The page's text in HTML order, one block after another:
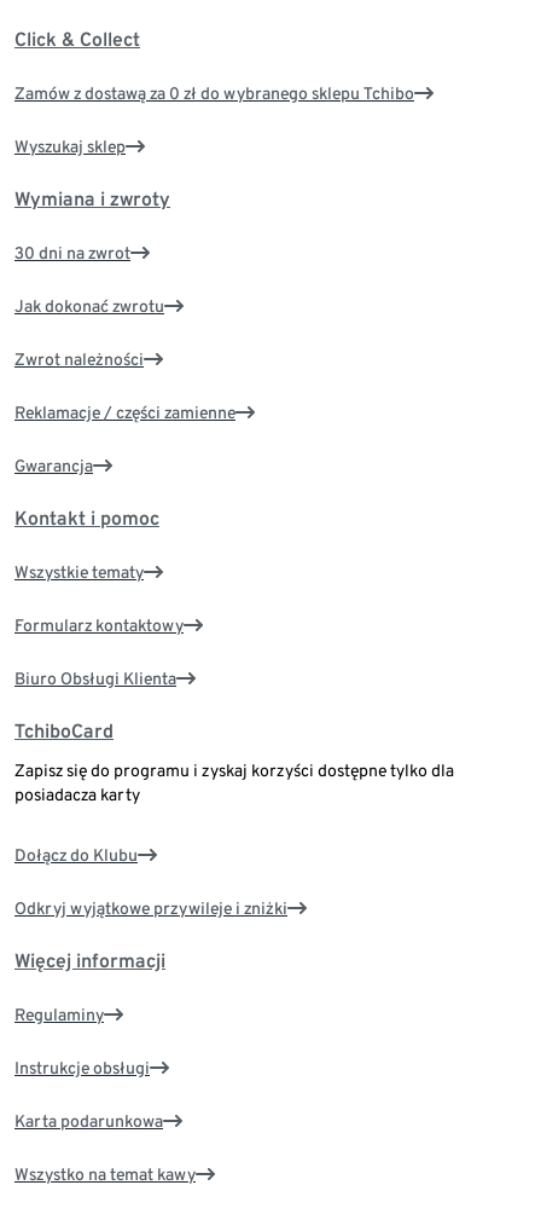
Click & Collect
Zamów z dostawą za 0 zł do wybranego sklepu Tchibo
Wyszukaj sklep
Wymiana i zwroty
30 dni na zwrot
Jak dokonać zwrotu
Zwrot należności
Reklamacje / części zamienne
Gwarancja
Kontakt i pomoc
Wszystkie tematy
Formularz kontaktowy
Biuro Obsługi Klienta
TchiboCard
Zapisz się do programu i zyskaj korzyści dostępne tylko dla
posiadacza karty
Dołącz do Klubu
Odkryj wyjątkowe przywileje i zniżki
Więcej informacji
Regulaminy
Instrukcje obsługi
Karta podarunkowa
Wszystko na temat kawy